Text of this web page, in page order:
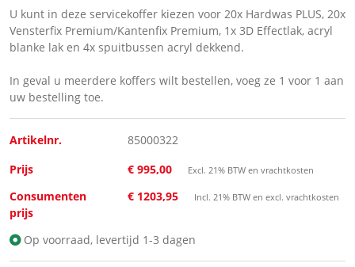
U kunt in deze servicekoffer kiezen voor 20x Hardwas PLUS, 20x
Vensterfix Premium/Kantenfix Premium, 1x 3D Effectlak, acryl
blanke lak en 4x spuitbussen acryl dekkend.
In geval u meerdere koffers wilt bestellen, voeg ze 1 voor 1 aan
uw bestelling toe.
Artikelnr.
85000322
Prijs
€ 995,00 Excl. 21% BTW en vrachtkosten
Consumenten
prijs
€ 1203,95 Incl. 21% BTW en excl. vrachtkosten
Op voorraad, levertijd 1-3 dagen